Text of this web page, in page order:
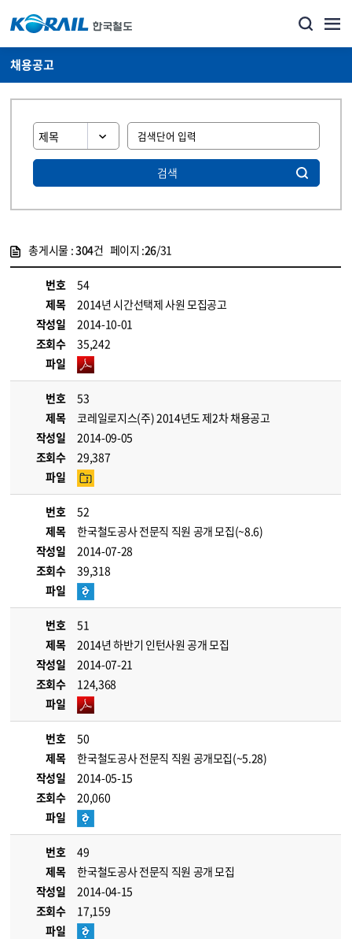
채용공고
검색
총게시물 :304건 페이지 :26/31
번호
54
제목
2014년 시간선택제 사원 모집공고
작성일
2014-10-01
조회수
35,242
파일
번호
53
제목
코레일로지스(주) 2014년도 제2차 채용공고
작성일
2014-09-05
조회수
29,387
파일
번호
52
제목
한국철도공사 전문직 직원 공개 모집(~8.6)
작성일
2014-07-28
조회수
39,318
파일
번호
51
제목
2014년 하반기 인턴사원 공개 모집
작성일
2014-07-21
조회수
124,368
파일
번호
50
제목
한국철도공사 전문직 직원 공개모집(~5.28)
작성일
2014-05-15
조회수
20,060
파일
번호
49
제목
한국철도공사 전문직 직원 공개 모집
작성일
2014-04-15
조회수
17,159
파일